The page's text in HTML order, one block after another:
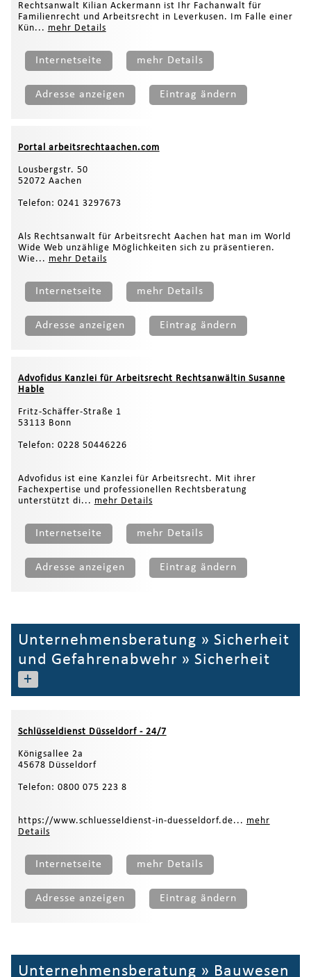
Rechtsanwalt Kilian Ackermann ist Ihr Fachanwalt für
Familienrecht und Arbeitsrecht in Leverkusen. Im Falle einer
Kün... mehr Details
Internetseite mehr Details
Adresse anzeigen Eintrag ändern
Portal arbeitsrechtaachen.com
Lousbergstr. 50
52072 Aachen
Telefon: 0241 3297673
Als Rechtsanwalt für Arbeitsrecht Aachen hat man im World
Wide Web unzählige Möglichkeiten sich zu präsentieren.
Wie... mehr Details
Internetseite mehr Details
Adresse anzeigen Eintrag ändern
Advofidus Kanzlei für Arbeitsrecht Rechtsanwältin Susanne
Hable
Fritz-Schäffer-Straße 1
53113 Bonn
Telefon: 0228 50446226
Advofidus ist eine Kanzlei für Arbeitsrecht. Mit ihrer
Fachexpertise und professionellen Rechtsberatung
unterstützt di... mehr Details
Internetseite mehr Details
Adresse anzeigen Eintrag ändern
Unternehmensberatung » Sicherheit
und Gefahrenabwehr » Sicherheit
+
Schlüsseldienst Düsseldorf - 24/7
Königsallee 2a
45678 Düsseldorf
Telefon: 0800 075 223 8
https://www.schluesseldienst-in-duesseldorf.de... mehr
Details
Internetseite mehr Details
Adresse anzeigen Eintrag ändern
Unternehmensberatung » Bauwesen